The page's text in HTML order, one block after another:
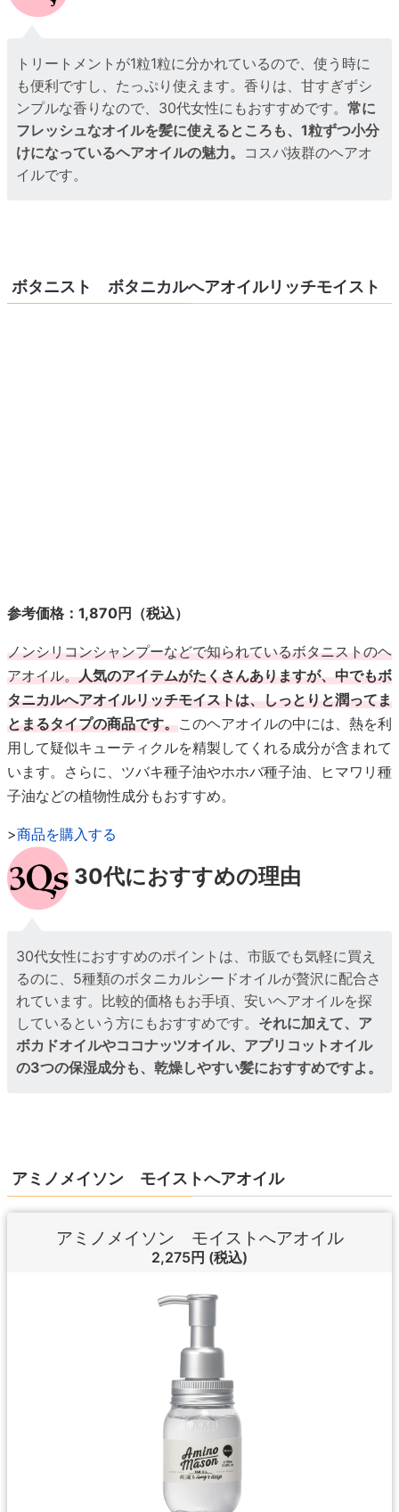
トリートメントが1粒1粒に分かれているので、使う時に
も便利ですし、たっぷり使えます。香りは、甘すぎずシ
ンプルな香りなので、30代女性にもおすすめです。常に
フレッシュなオイルを髪に使えるところも、1粒ずつ小分
けになっているヘアオイルの魅力。 コスパ抜群のヘアオ
イルです。
ボタニスト ボタニカルへアオイルリッチモイスト
参考価格：1,870円（税込）
ノンシリコンシャンプーなどで知られているボタニストのヘ
アオイル。人気のアイテムがたくさんありますが、中でもボ
タニカルへアオイルリッチモイストは、しっとりと潤ってま
とまるタイプの商品です。このヘアオイルの中には、熱を利
用して疑似キューティクルを精製してくれる成分が含まれて
います。さらに、ツバキ種子油やホホバ種子油、ヒマワリ種
子油などの植物性成分もおすすめ。
>商品を購入する
30代におすすめの理由
30代女性におすすめのポイントは、市販でも気軽に買え
るのに、5種類のボタニカルシードオイルが贅沢に配合さ
れています。比較的価格もお手頃、安いヘアオイルを探
しているという方にもおすすめです。 それに加えて、ア
ボカドオイルやココナッツオイル、アプリコットオイル
の3つの保湿成分も、乾燥しやすい髪におすすめですよ。
アミノメイソン モイストへアオイル
アミノメイソン モイストへアオイル
2,275円 (税込)